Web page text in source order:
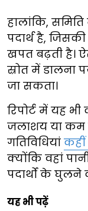
हालांकि,
पदार्थ है,
खपत बढ़ती है।
स्रोत में डालना
जा सकता।
रिपोर्ट में यह
जलाशय या कम
गतिविधियां
क्योंकि वहां
पदार्थों के घुलने
यह भी पढ़ें